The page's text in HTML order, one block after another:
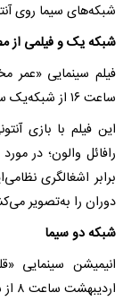
شبکه‌های سیما روی
شبکه‌ یک و فیلمی از
‌ساعت ۱۶ از شبکه‌یک سیما پخش می‌شود.
این فیلم با بازی
رافائل والون؛ در
برابر اشغالگری
دوران را به‌تصویر
شبکه‌ دو سیما
اردیبهشت ‌ساعت ۸ از شبکه‌ دو سیما پخش می‌شود.